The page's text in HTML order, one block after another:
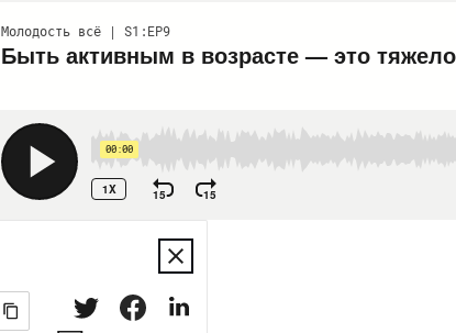
Молодость всё | S1:EP9
Быть активным в возрасте — это
00:00
1X 15 15